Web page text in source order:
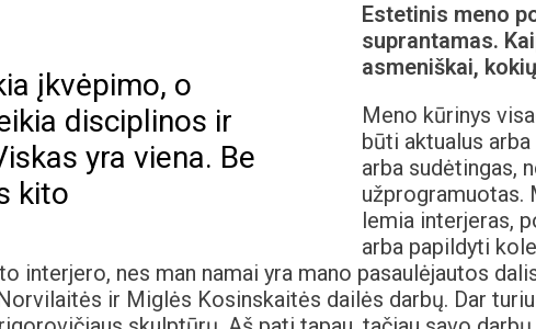
įkvėpimo, o
disciplinos ir
yra viena. Be
kito
Estetinis meno
suprantamas.
asmeniškai,
Meno kūrinys
būti aktualus
arba sudėtingas,
užprogramuotas.
lemia interjeras,
arba papildyti
interjero, nes man namai yra mano pasaulėjautos
ir Miglės Kosinskaitės dailės darbų. Dar